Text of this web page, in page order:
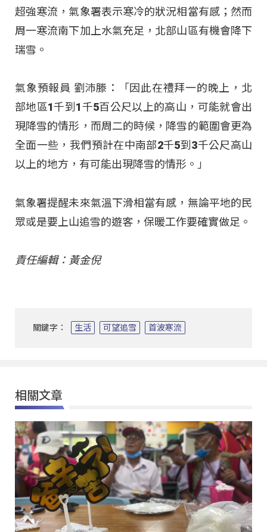
超強寒流，氣象署表示寒冷的狀況相當有感；然而
周一寒流南下加上水氣充足，北部山區有機會降下
瑞雪。
氣象預報員 劉沛滕：「因此在禮拜一的晚上，北
部地區1千到1千5百公尺以上的高山，可能就會出
現降雪的情形，而周二的時候，降雪的範圍會更為
全面一些，我們預計在中南部2千5到3千公尺高山
以上的地方，有可能出現降雪的情形。」
氣象署提醒未來氣溫下滑相當有感，無論平地的民
眾或是要上山追雪的遊客，保暖工作要確實做足。
責任編輯：黃金倪
關鍵字： 生活 可望追雪 首波寒流
相關文章